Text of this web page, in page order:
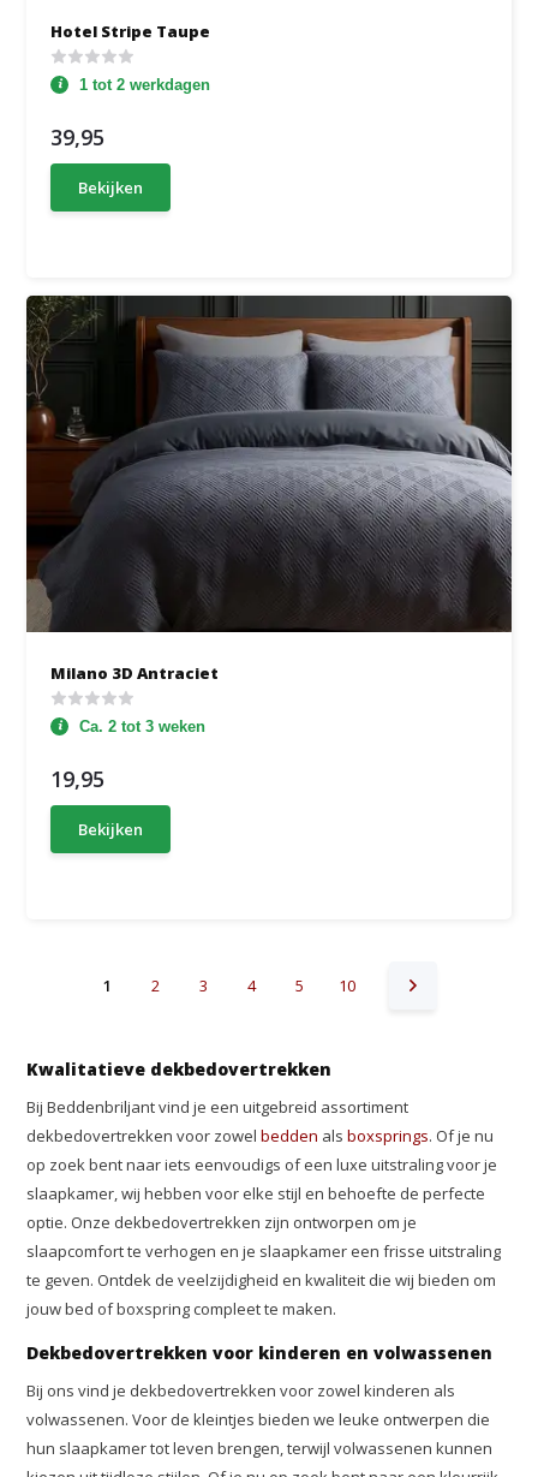
Hotel Stripe Taupe
1 tot 2 werkdagen
39,95
Bekijken
Milano 3D Antraciet
Ca. 2 tot 3 weken
19,95
Bekijken
1 2 3 4 5 10
Kwalitatieve dekbedovertrekken
Bij Beddenbriljant vind je een uitgebreid assortiment
dekbedovertrekken voor zowelbedden alsboxsprings. Of je nu
op zoek bent naar iets eenvoudigs of een luxe uitstraling voor je
slaapkamer, wij hebben voor elke stijl en behoefte de perfecte
optie. Onze dekbedovertrekken zijn ontworpen om je
slaapcomfort te verhogen en je slaapkamer een frisse uitstraling
te geven. Ontdek de veelzijdigheid en kwaliteit die wij bieden om
jouw bed of boxspring compleet te maken.
Dekbedovertrekken voor kinderen en volwassenen
Bij ons vind je dekbedovertrekken voor zowel kinderen als
volwassenen. Voor de kleintjes bieden we leuke ontwerpen die
hun slaapkamer tot leven brengen, terwijl volwassenen kunnen